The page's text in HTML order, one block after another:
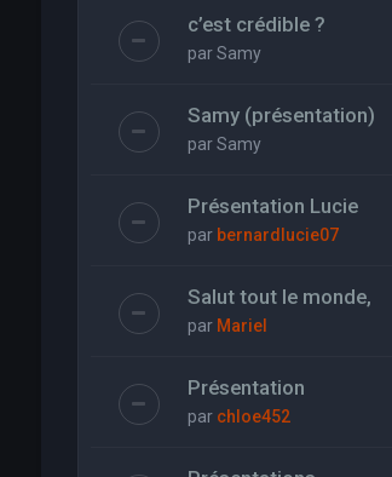
c’est crédible ?
parSamy
Samy (présentation)
parSamy
Présentation Lucie
par bernardlucie07
Salut tout le monde,
par Mariel
Présentation
par chloe452